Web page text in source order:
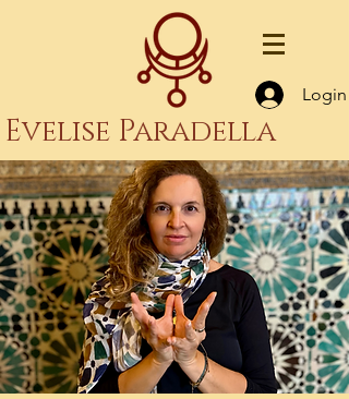
Login
Evelise Paradella